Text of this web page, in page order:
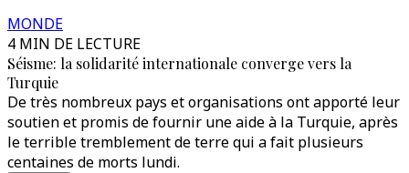
MONDE
4 MIN DE LECTURE
Séisme: la solidarité internationale converge vers la
Turquie
De très nombreux pays et organisations ont apporté leur
soutien et promis de fournir une aide à la Turquie, après
le terrible tremblement de terre qui a fait plusieurs
centaines de morts lundi.